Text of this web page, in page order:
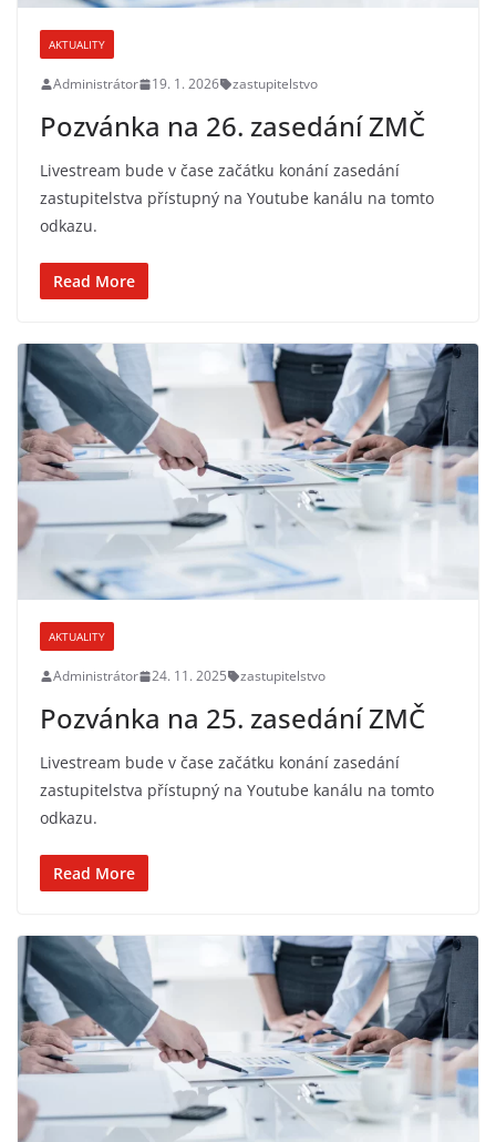
AKTUALITY
Administrátor 19. 1. 2026 zastupitelstvo
Pozvánka na 26. zasedání ZMČ
Livestream bude v čase začátku konání zasedání
zastupitelstva přístupný na Youtube kanálu na tomto
odkazu.
Read More
AKTUALITY
Administrátor 24. 11. 2025 zastupitelstvo
Pozvánka na 25. zasedání ZMČ
Livestream bude v čase začátku konání zasedání
zastupitelstva přístupný na Youtube kanálu na tomto
odkazu.
Read More